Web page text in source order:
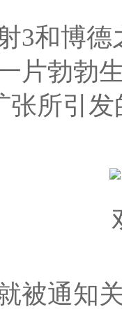
3和博
片勃勃
张所引
被通知